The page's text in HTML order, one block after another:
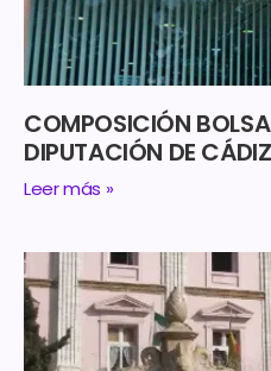
COMPOSICIÓN
DIPUTACIÓN DE CÁDIZ
Leer más »